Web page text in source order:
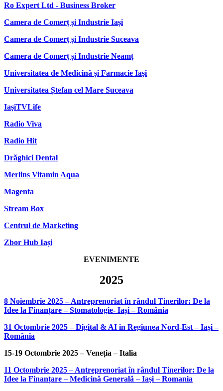
Ro Expert Ltd - Business Broker
Camera de Comerț și Industrie Iași
Camera de Comerț și Industrie Suceava
Camera de Comerț și Industrie Neamț
Universitatea de Medicină și Farmacie Iași
Universitatea Ștefan cel Mare Suceava
IașiTVLife
Radio Viva
Radio Hit
Drăghici Dental
Merlins Vitamin Aqua
Magenta
Stream Box
Centrul de Marketing
Zbor Hub Iași
EVENIMENTE
2025
8 Noiembrie 2025 – Antreprenoriat în rândul Tinerilor: De la
Idee la Finanțare – Stomatologie- Iași – România
31 Octombrie 2025 – Digital & AI in Regiunea Nord-Est – Iași –
România
15-19 Octombrie 2025 – Veneția – Italia
11 Octombrie 2025 – Antreprenoriat în rândul Tinerilor: De la
Idee la Finanțare – Medicină Generală – Iași – Romania